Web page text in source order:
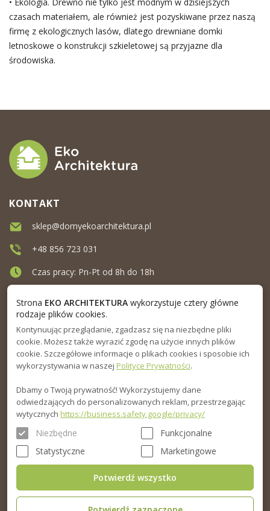
czasach materiałem, ale również jest pozyskiwane przez naszą
firmę z ekologicznych lasów, dlatego drewniane domki
letnoskowe o konstrukcji szkieletowej są przyjazne dla
środowiska.
MENU
INFORMACJA
PORADNIK
KONTAKT
sklep@domyekoarchitektura.pl
+48 856 723 031
Czas pracy: Pn-Pt od 8h do 18h
Strona EKO ARCHITEKTURAwykorzystuje cztery główne
rodzaje plików cookies.
Kontynuując przeglądanie, zgadzasz się na niezbędne pliki
cookie. Możesz także wyrazić zgodę na użycie innych plików
cookie. Szczegółowe informacje o plikach cookies i sposobie ich
wykorzystywania w naszej Polityce Prywatności.
Dbamy o Twoją prywatność! Wykorzystujemy dane
odwiedzających do personalizowanych reklam, przestrzegając
wytycznych https://business.safety.google/privacy/
Niezbędne
Funkcjonalne
Statystyczne
Marketingowe
Potwierdź wszystko